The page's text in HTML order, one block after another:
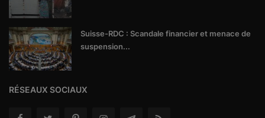
Suisse-RDC : Scandale financier et menace de
suspension...
RÉSEAUX SOCIAUX